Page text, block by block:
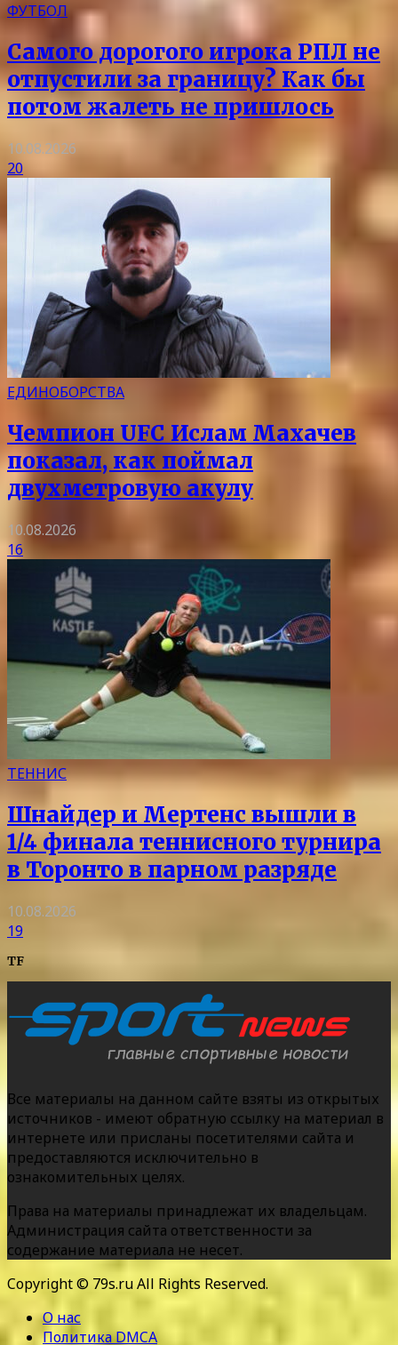
ФУТБОЛ
Самого дорогого игрока РПЛ не
отпустили за границу? Как бы
потом жалеть не пришлось
10.08.2026
20
ЕДИНОБОРСТВА
Чемпион UFC Ислам Махачев
показал, как поймал
двухметровую акулу
10.08.2026
16
ТЕННИС
Шнайдер и Мертенс вышли в
1/4 финала теннисного турнира
в Торонто в парном разряде
10.08.2026
19
TF
Все материалы на данном сайте взяты из открытых
источников - имеют обратную ссылку на материал в
интернете или присланы посетителями сайта и
предоставляются исключительно в
ознакомительных целях.
Права на материалы принадлежат их владельцам.
Администрация сайта ответственности за
содержание материала не несет.
Copyright © 79s.ru All Rights Reserved.
О нас
Политика DMCA